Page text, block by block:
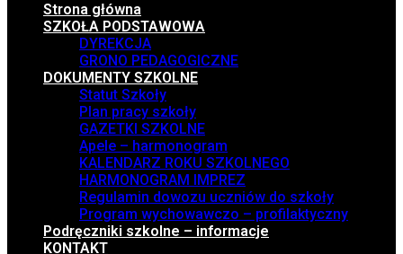
Strona główna
SZKOŁA PODSTAWOWA
DYREKCJA
GRONO PEDAGOGICZNE
DOKUMENTY SZKOLNE
Statut Szkoły
Plan pracy szkoły
GAZETKI SZKOLNE
Apele – harmonogram
KALENDARZ ROKU SZKOLNEGO
HARMONOGRAM IMPREZ
Regulamin dowozu uczniów do szkoły
Program wychowawczo – profilaktyczny
Podręczniki szkolne – informacje
KONTAKT